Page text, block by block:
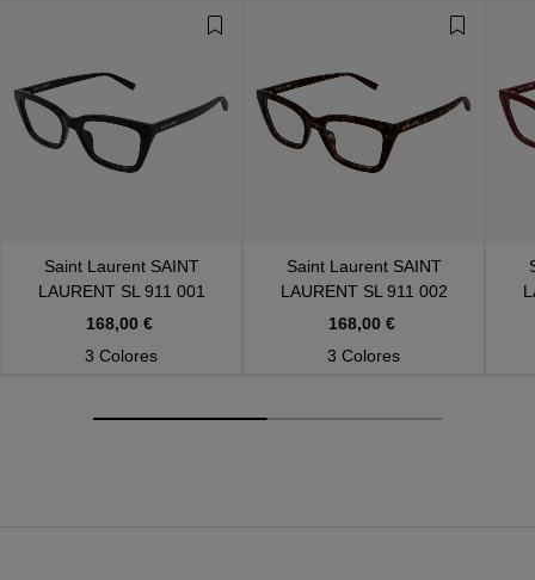
Saint Laurent SAINT
LAURENT SL 911 001
168,00 €
3 Colores
Saint Laurent SAINT
LAURENT SL 911 002
168,00 €
3 Colores